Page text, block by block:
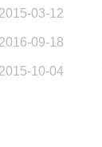
2015-03-12
2016-09-18
2015-10-04